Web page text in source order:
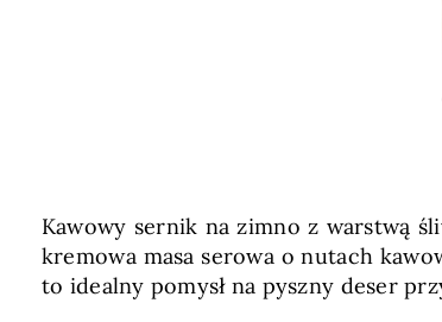
Kawowy sernik na zimno z warstwą
kremowa masa serowa o nutach
to idealny pomysł na pyszny deser